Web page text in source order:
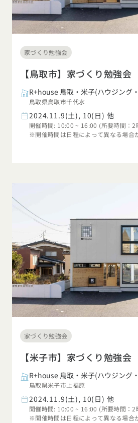
家づくり勉強会
【鳥取市】家づくり勉強会
R+house 鳥取・米子(ハウジング
鳥取県鳥取市千代水
2024.11.9(土), 10(日) 他
開催時間: 10:00 ~ 16:00 (所要時間：2
※開催時間は日程によって異なる場合
家づくり勉強会
【米子市】家づくり勉強会
R+house 鳥取・米子(ハウジング
鳥取県米子市上福原
2024.11.9(土), 10(日) 他
開催時間: 10:00 ~ 16:00 (所要時間：2
※開催時間は日程によって異なる場合